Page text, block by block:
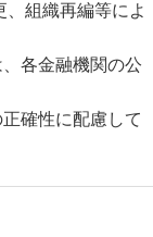
組織再編等によ
各金融機関の公
確性に配慮して